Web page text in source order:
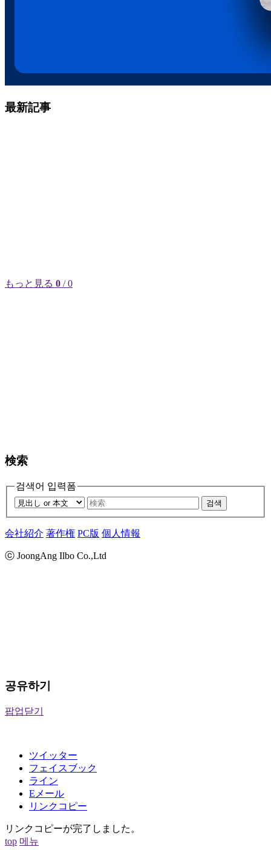
最新記事
もっと見る 0 / 0
検索
검색어 입력폼
검색
会社紹介 著作権 PC版 個人情報
ⓒ JoongAng Ilbo Co.,Ltd
공유하기
팝업닫기
ツイッター
フェイスブック
ライン
Eメール
リンクコピー
リンクコピーが完了しました。
top 메뉴